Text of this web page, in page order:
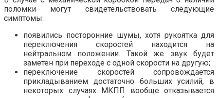
поломки могут свидетельствовать следующие
симптомы:
появились посторонние шумы, хотя рукоятка для
переключения скоростей находится на
нейтральном положении. Такой же звук будет
заметен при переходе с одной скорости на другую;
переключение скоростей сопровождается
прикладыванием достаточно больших усилий, в
некоторых случаях МКПП вообще отказывается